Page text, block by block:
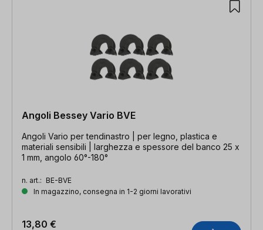
Angoli Bessey Vario BVE
Angoli Vario per tendinastro | per legno, plastica e
materiali sensibili | larghezza e spessore del banco 25 x
1 mm, angolo 60°-180°
n. art.: BE-BVE
In magazzino, consegna in 1-2 giorni lavorativi
13,80 €